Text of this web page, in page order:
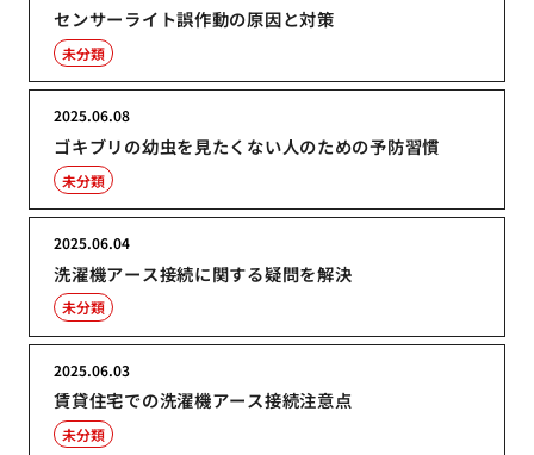
センサーライト誤作動の原因と対策
未分類
ゴキブリの幼虫を見たくない人のための予防習慣
2025.06.08
未分類
洗濯機アース接続に関する疑問を解決
2025.06.04
未分類
賃貸住宅での洗濯機アース接続注意点
2025.06.03
未分類